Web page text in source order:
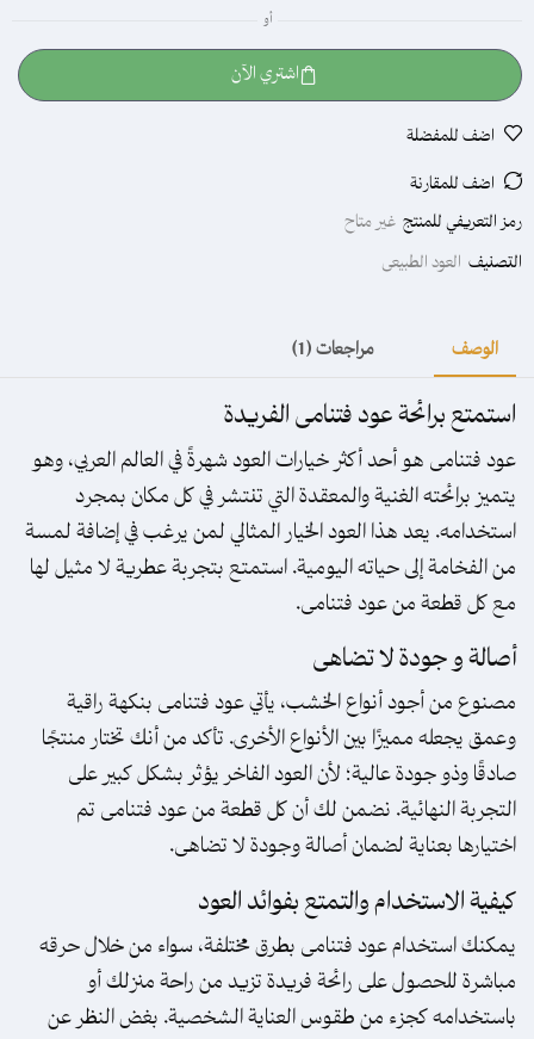
أو
اشتري الآن
اضف للمفضلة
اضف للمقارنة
رمز التعريفي للمنتج غير متاح
التصنيف العود الطبيعى
الوصف مراجعات (1)
استمتع برائحة عود فتنامى الفريدة
عود فتنامى هو أحد أكثر خيارات العود شهرةً في العالم العربي، وهو
يتميز برائحته الغنية والمعقدة التي تنتشر في كل مكان بمجرد
استخدامه. يعد هذا العود الخيار المثالي لمن يرغب في إضافة لمسة
من الفخامة إلى حياته اليومية. استمتع بتجربة عطرية لا مثيل لها
مع كل قطعة من عود فتنامى.
أصالة و جودة لا تضاهى
مصنوع من أجود أنواع الخشب، يأتي عود فتنامى بنكهة راقية
وعمق يجعله مميزًا بين الأنواع الأخرى. تأكد من أنك تختار منتجًا
صادقًا وذو جودة عالية؛ لأن العود الفاخر يؤثر بشكل كبير على
التجربة النهائية. نضمن لك أن كل قطعة من عود فتنامى تم
اختيارها بعناية لضمان أصالة وجودة لا تضاهى.
كيفية الاستخدام والتمتع بفوائد العود
يمكنك استخدام عود فتنامى بطرق مختلفة، سواء من خلال حرقه
مباشرة للحصول على رائحة فريدة تزيد من راحة منزلك أو
باستخدامه كجزء من طقوس العناية الشخصية. بغض النظر عن